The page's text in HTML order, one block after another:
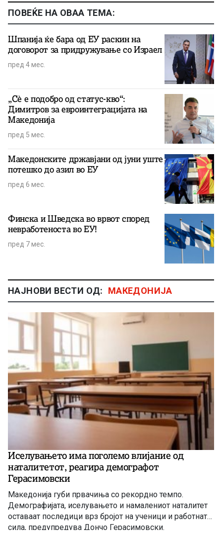
ПОВЕЌЕ НА ОВАА ТЕМА:
Шпанија ќе бара од ЕУ раскин на
договорот за придружување со Израел
пред 4 мес.
„Сè е подобро од статус-кво“:
Димитров за евроинтеграцијата на
Македонија
пред 5 мес.
Македонските државјани од јуни уште
потешко до азил во ЕУ
пред 6 мес.
Финска и Шведска во врвот според
невработеноста во ЕУ!
пред 7 мес.
НАЈНОВИ ВЕСТИ ОД: МАКЕДОНИЈА
Иселувањето има поголемо влијание од
наталитетот, реагира демографот
Герасимовски
Македонија губи првачиња со рекордно темпо.
Демографијата, иселувањето и намалениот наталитет
оставаат последици врз бројот на ученици и работната
сила, предупредува Дончо Герасимовски.